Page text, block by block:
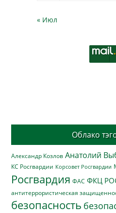
« Июл
Облако
Александр Козлов Анатолий
КС Росгвардии Корсовет Росгвардии
Росгвардия ФАС ФКЦ
антитеррористическая
безопасность